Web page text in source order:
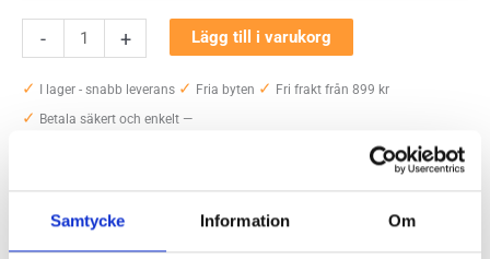
Samtycke Information Om
-
Wave
Stealth
Neo
+ Lägg till i varukorg
✓ I lager - snabb leverans ✓ Fria byten ✓ Fri frakt från 899 kr
✓ Betala säkert och enkelt —
Artikelnr:7006 Kategorier:Inomhusskor och gymskor dam,Outlet
Etiketter:handboll mikkel hansen,mizuno,wave stealth neo